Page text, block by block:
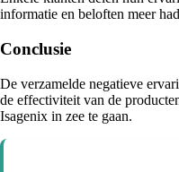
informatie en beloften meer
Conclusie
De verzamelde negatieve
de effectiviteit van de
Isagenix in zee te gaan.